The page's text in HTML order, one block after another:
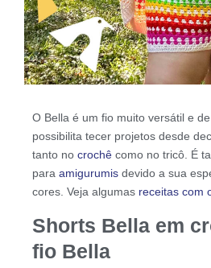
O Bella é um fio muito versátil e
possibilita tecer projetos desde
tanto no crochê como no tricô. É
para amigurumis devido a sua
cores. Veja algumas receitas com
Shorts Bella em
fio Bella